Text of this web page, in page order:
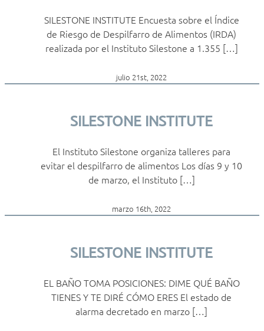
SILESTONE INSTITUTE Encuesta sobre el Índice
de Riesgo de Despilfarro de Alimentos (IRDA)
realizada por el Instituto Silestone a 1.355 […]
julio 21st, 2022
SILESTONE INSTITUTE
El Instituto Silestone organiza talleres para
evitar el despilfarro de alimentos Los días 9 y 10
de marzo, el Instituto […]
marzo 16th, 2022
SILESTONE INSTITUTE
EL BAÑO TOMA POSICIONES: DIME QUÉ BAÑO
TIENES Y TE DIRÉ CÓMO ERES El estado de
alarma decretado en marzo […]